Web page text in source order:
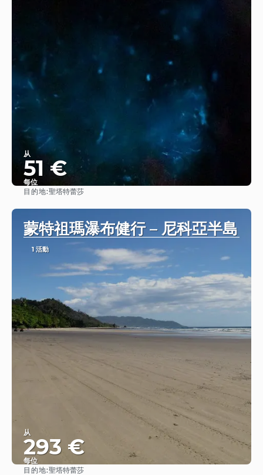
从
51 €
每位
目的地:聖塔特蕾莎
蒙特祖瑪瀑布健行 – 尼科亞半島
1 活動
从
293 €
每位
目的地:聖塔特蕾莎